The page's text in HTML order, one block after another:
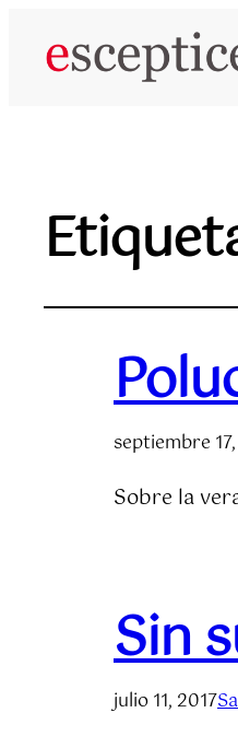
septiembre
Sobre la
Sin
julio 11, 2017